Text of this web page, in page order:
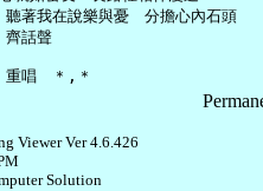
著我在說樂與憂　分擔心內石頭
話聲
Viewer Ver 4.6.426
Solution